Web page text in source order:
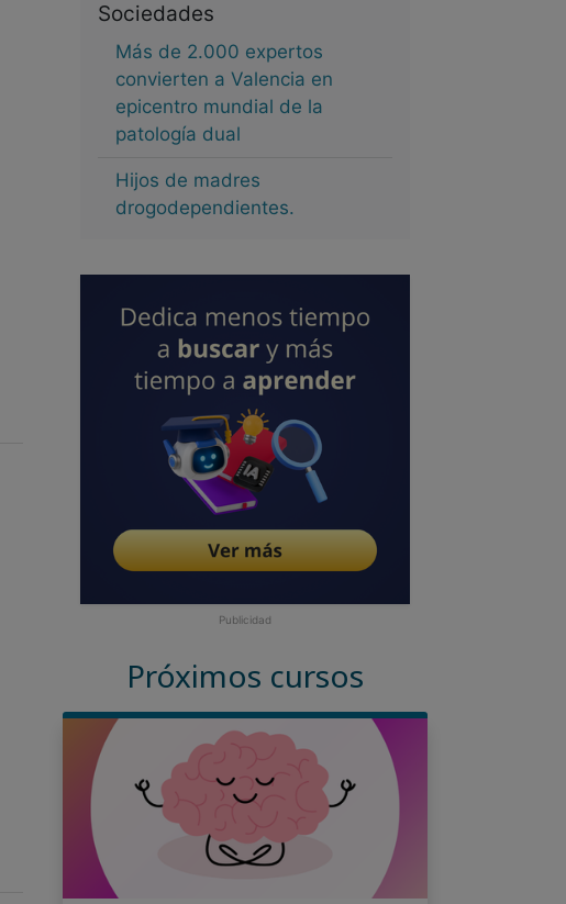
Sociedades
Más de 2.000 expertos
convierten a Valencia en
epicentro mundial de la
patología dual
Hijos de madres
drogodependientes.
Publicidad
Próximos cursos